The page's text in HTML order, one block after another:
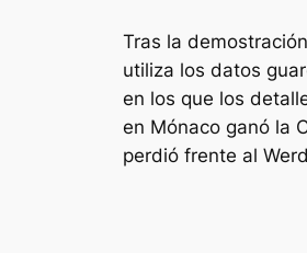
Tras la
utiliza los datos
en los que los
en Mónaco ganó la
perdió frente al